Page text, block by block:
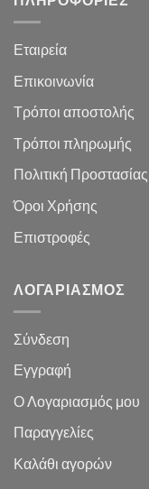
Εταιρεία
Επικοινωνία
Τρόποι αποστολής
Τρόποι πληρωμής
Πολιτική Προστασίας
Όροι Χρήσης
Επιστροφές
ΛΟΓΑΡΙΑΣΜΌΣ
Σύνδεση
Εγγραφή
Ο Λογαριασμός μου
Παραγγελίες
Καλάθι αγορών